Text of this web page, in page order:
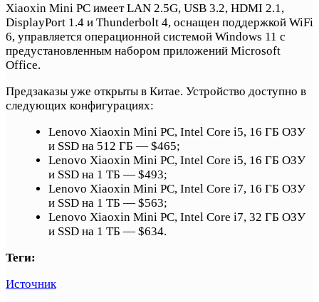
Xiaoxin Mini PC имеет LAN 2.5G, USB 3.2, HDMI 2.1,
DisplayPort 1.4 и Thunderbolt 4, оснащен поддержкой WiFi
6, управляется операционной системой Windows 11 с
предустановленным набором приложений Microsoft
Office.
Предзаказы уже открыты в Китае. Устройство доступно в
следующих конфигурациях:
Lenovo Xiaoxin Mini PC, Intel Core i5, 16 ГБ ОЗУ
и SSD на 512 ГБ — $465;
Lenovo Xiaoxin Mini PC, Intel Core i5, 16 ГБ ОЗУ
и SSD на 1 ТБ — $493;
Lenovo Xiaoxin Mini PC, Intel Core i7, 16 ГБ ОЗУ
и SSD на 1 ТБ — $563;
Lenovo Xiaoxin Mini PC, Intel Core i7, 32 ГБ ОЗУ
и SSD на 1 ТБ — $634.
Теги:
Источник